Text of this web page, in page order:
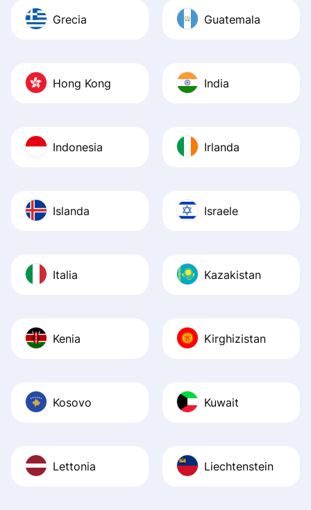
Grecia Guatemala
Hong Kong India
Indonesia Irlanda
Islanda Israele
Italia Kazakistan
Kenia Kirghizistan
Kosovo Kuwait
Lettonia Liechtenstein